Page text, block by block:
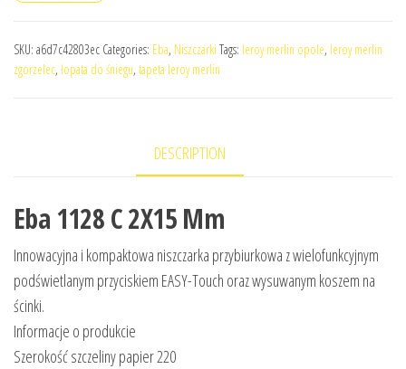
SKU: a6d7c42803ec Categories: Eba, Niszczarki Tags: leroy merlin opole, leroy merlin
zgorzelec, łopata do śniegu, tapeta leroy merlin
DESCRIPTION
Eba 1128 C 2X15 Mm
Innowacyjna i kompaktowa niszczarka przybiurkowa z wielofunkcyjnym
podświetlanym przyciskiem EASY-Touch oraz wysuwanym koszem na
ścinki.
Informacje o produkcie
Szerokość szczeliny papier 220